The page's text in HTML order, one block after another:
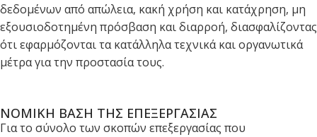
δεδομένων από απώλεια, κακή χρήση και κατάχρηση, μη
εξουσιοδοτημένη πρόσβαση και διαρροή, διασφαλίζοντας
ότι εφαρμόζονται τα κατάλληλα τεχνικά και οργανωτικά
μέτρα για την προστασία τους.
ΝΟΜΙΚΗ ΒΑΣΗ ΤΗΣ ΕΠΕΞΕΡΓΑΣΙΑΣ
Για το σύνολο των σκοπών επεξεργασίας που